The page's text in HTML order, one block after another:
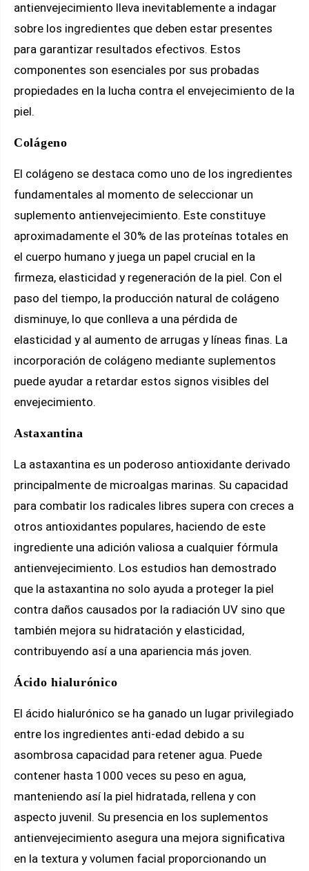
antienvejecimiento lleva inevitablemente a indagar
sobre los ingredientes que deben estar presentes
para garantizar resultados efectivos. Estos
componentes son esenciales por sus probadas
propiedades en la lucha contra el envejecimiento de la
piel.
Colágeno
El colágeno se destaca como uno de los ingredientes
fundamentales al momento de seleccionar un
suplemento antienvejecimiento. Este constituye
aproximadamente el 30% de las proteínas totales en
el cuerpo humano y juega un papel crucial en la
firmeza, elasticidad y regeneración de la piel. Con el
paso del tiempo, la producción natural de colágeno
disminuye, lo que conlleva a una pérdida de
elasticidad y al aumento de arrugas y líneas finas. La
incorporación de colágeno mediante suplementos
puede ayudar a retardar estos signos visibles del
envejecimiento.
Astaxantina
La astaxantina es un poderoso antioxidante derivado
principalmente de microalgas marinas. Su capacidad
para combatir los radicales libres supera con creces a
otros antioxidantes populares, haciendo de este
ingrediente una adición valiosa a cualquier fórmula
antienvejecimiento. Los estudios han demostrado
que la astaxantina no solo ayuda a proteger la piel
contra daños causados por la radiación UV sino que
también mejora su hidratación y elasticidad,
contribuyendo así a una apariencia más joven.
Ácido hialurónico
El ácido hialurónico se ha ganado un lugar privilegiado
entre los ingredientes anti-edad debido a su
asombrosa capacidad para retener agua. Puede
contener hasta 1000 veces su peso en agua,
manteniendo así la piel hidratada, rellena y con
aspecto juvenil. Su presencia en los suplementos
antienvejecimiento asegura una mejora significativa
en la textura y volumen facial proporcionando un